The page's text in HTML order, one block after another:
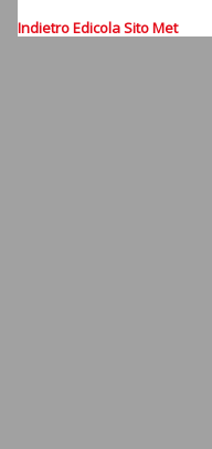
IndietroEdicolaSito Met